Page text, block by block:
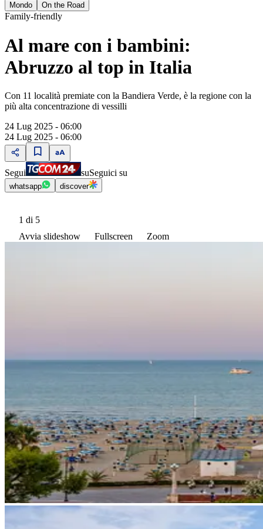
Mondo
On the Road
Family-friendly
Al mare con i bambini:
Abruzzo al top in Italia
Con 11 località premiate con la Bandiera Verde, è la regione con la
più alta concentrazione di vessilli
24 Lug 2025 - 06:00
24 Lug 2025 - 06:00
Segui suSeguici su
whatsapp discover
1 di 5
Avvia slideshow
Fullscreen Zoom